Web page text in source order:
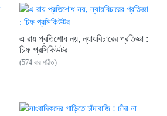
এ রায় প্রতিশোধ নয়, ন্যায়বিচারের প্রতিজ্ঞা :
চিফ প্রসিকিউটর
(574 বার পঠিত)